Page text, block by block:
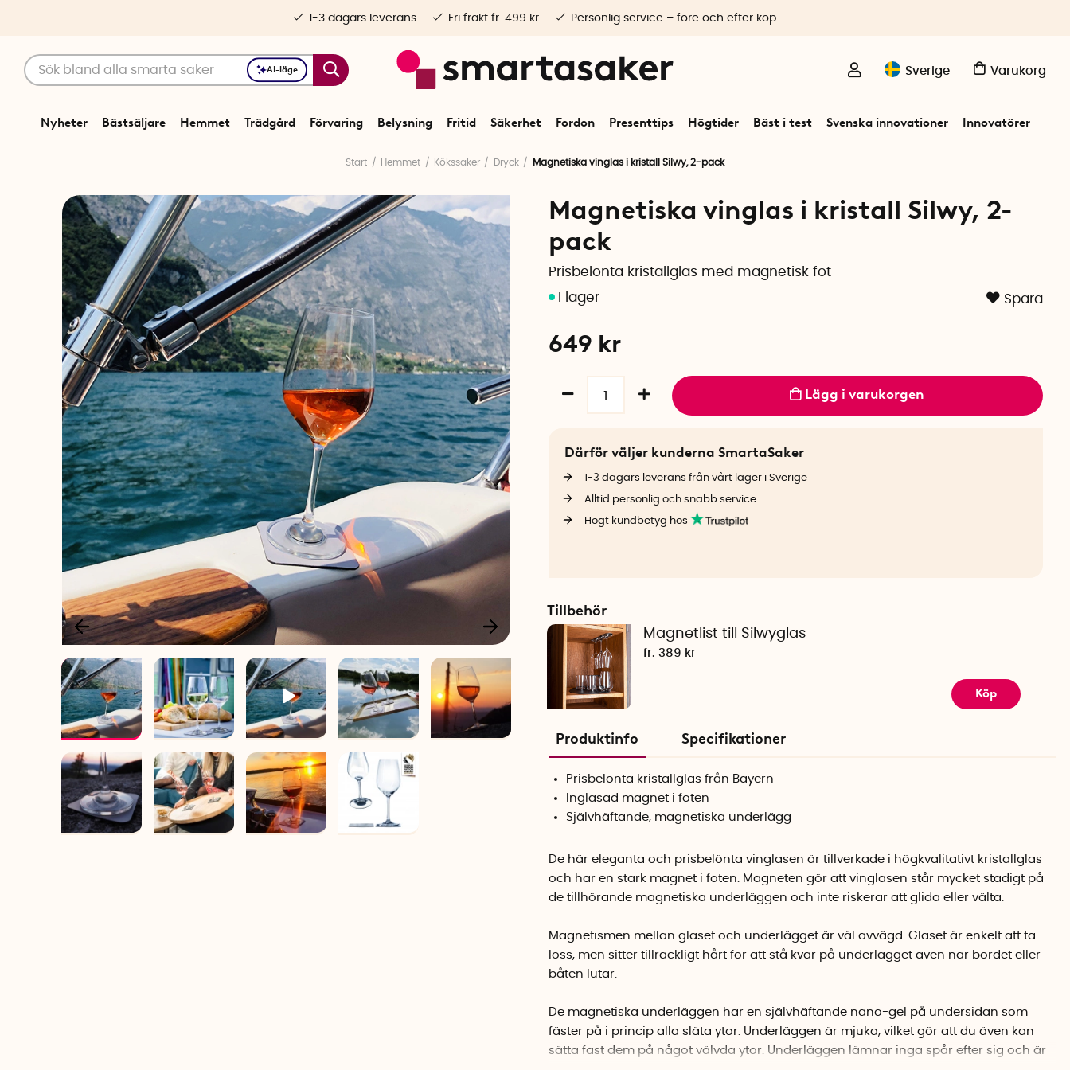
AI-läge Sverige Varukorg
Nyheter Bästsäljare Hemmet Trädgård Förvaring Belysning Fritid Säkerhet Fordon Presenttips Högtider Bäst i test Svenska innovationer Innovatörer
1-3 dagars leverans Fri frakt fr. 499 kr Personlig service – före och efter köp
Start Hemmet Kökssaker Dryck Magnetiska vinglas i kristall Silwy, 2-pack
Magnetiska vinglas i kristall Silwy, 2-
pack
Prisbelönta kristallglas med magnetisk fot
Spara
649 kr
Lägg i varukorgen
Därför väljer kunderna SmartaSaker
1-3 dagars leverans från vårt lager i Sverige
Alltid personlig och snabb service
Högt kundbetyg hos
Tillbehör
Magnetlist till Silwyglas
fr. 389 kr
Köp
Produktinfo Specifikationer
Prisbelönta kristallglas från Bayern
Inglasad magnet i foten
Självhäftande, magnetiska underlägg
De här eleganta och prisbelönta vinglasen är tillverkade i högkvalitativt kristallglas
och har en stark magnet i foten. Magneten gör att vinglasen står mycket stadigt på
de tillhörande magnetiska underläggen och inte riskerar att glida eller välta.
Magnetismen mellan glaset och underlägget är väl avvägd. Glaset är enkelt att ta
loss, men sitter tillräckligt hårt för att stå kvar på underlägget även när bordet eller
båten lutar.
De magnetiska underläggen har en självhäftande nano-gel på undersidan som
fäster på i princip alla släta ytor. Underläggen är mjuka, vilket gör att du även kan
sätta fast dem på något välvda ytor. Underläggen lämnar inga spår efter sig och är